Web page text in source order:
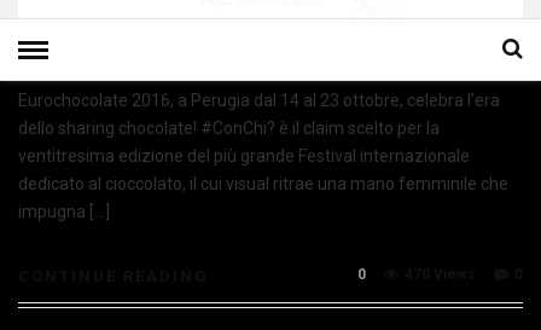
Eurochocolate 2016, a Perugia dal 14 al 23 ottobre, celebra l’era
dello sharing chocolate! #ConChi? è il claim scelto per la
ventitresima edizione del più grande Festival internazionale
dedicato al cioccolato, il cui visual ritrae una mano femminile che
impugna […]
0